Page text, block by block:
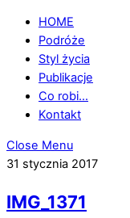
HOME
Podróże
Styl życia
Publikacje
Co robi…
Kontakt
Close Menu
31 stycznia 2017
IMG_1371